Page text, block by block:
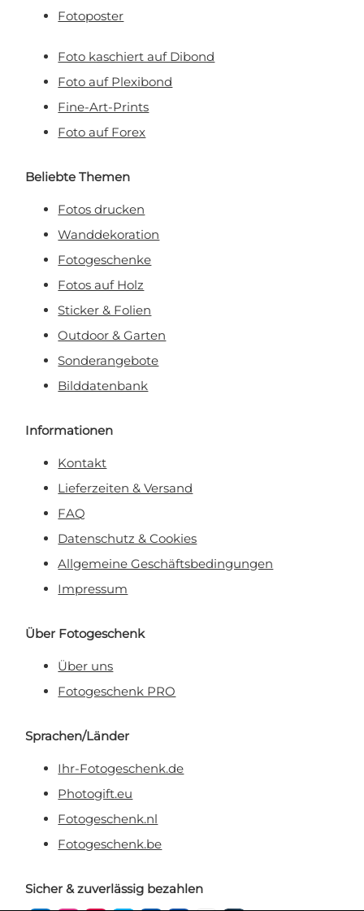
Fotoposter
Foto kaschiert auf Dibond
Foto auf Plexibond
Fine-Art-Prints
Foto auf Forex
Beliebte Themen
Fotos drucken
Wanddekoration
Fotogeschenke
Fotos auf Holz
Sticker & Folien
Outdoor & Garten
Sonderangebote
Bilddatenbank
Informationen
Kontakt
Lieferzeiten & Versand
FAQ
Datenschutz & Cookies
Allgemeine Geschäftsbedingungen
Impressum
Über Fotogeschenk
Über uns
Fotogeschenk PRO
Sprachen/Länder
Ihr-Fotogeschenk.de
Photogift.eu
Fotogeschenk.nl
Fotogeschenk.be
Sicher & zuverlässig bezahlen